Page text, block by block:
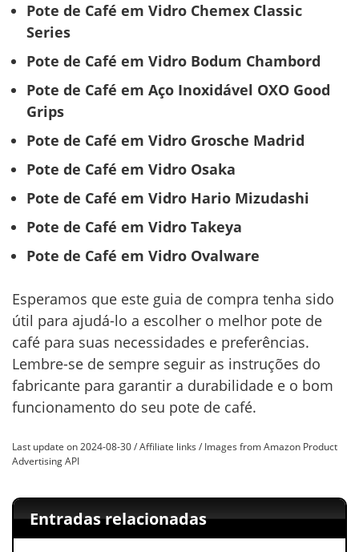
Pote de Café em Vidro Chemex Classic
Series
Pote de Café em Vidro Bodum Chambord
Pote de Café em Aço Inoxidável OXO Good
Grips
Pote de Café em Vidro Grosche Madrid
Pote de Café em Vidro Osaka
Pote de Café em Vidro Hario Mizudashi
Pote de Café em Vidro Takeya
Pote de Café em Vidro Ovalware
Esperamos que este guia de compra tenha sido
útil para ajudá-lo a escolher o melhor pote de
café para suas necessidades e preferências.
Lembre-se de sempre seguir as instruções do
fabricante para garantir a durabilidade e o bom
funcionamento do seu pote de café.
Last update on 2024-08-30 / Affiliate links / Images from Amazon Product
Advertising API
Entradas relacionadas